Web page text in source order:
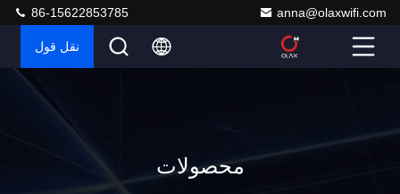
anna@olaxwifi.com
86-15622853785
نقل قول
محصولات